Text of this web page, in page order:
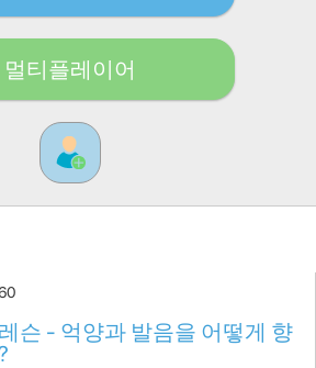
멀티플레이어
슨 - 억양과 발음을 어떻게 향